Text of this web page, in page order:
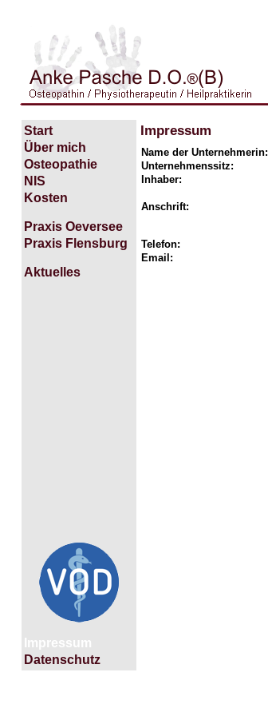
Start
Über mich
Osteopathie
NIS
Kosten
Praxis Oeversee
Praxis Flensburg
Aktuelles
Impressum
Datenschutz
Impressum
Name der Unternehmerin:
Unternehmenssitz:
Inhaber:
Anschrift:
Telefon:
Email: